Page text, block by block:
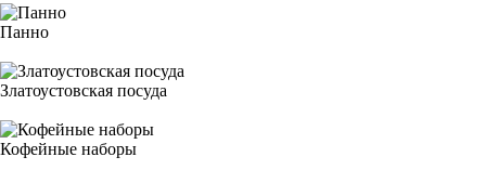
Панно
Златоустовская посуда
Кофейные наборы